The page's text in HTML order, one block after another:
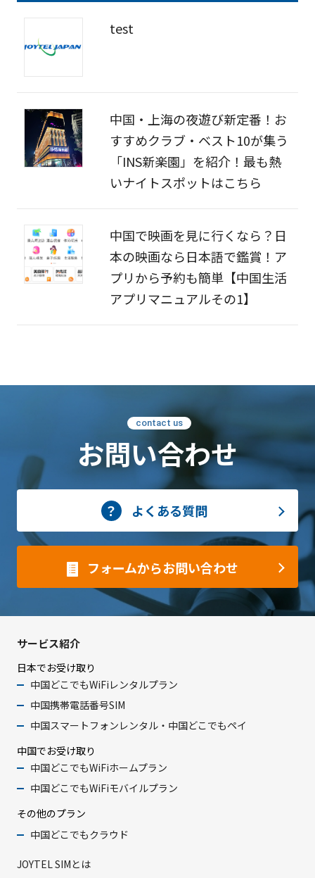
test
中国・上海の夜遊び新定番！お
すすめクラブ・ベスト10が集う
「INS新楽園」を紹介！最も熱
いナイトスポットはこちら
中国で映画を見に行くなら？日
本の映画なら日本語で鑑賞！ア
プリから予約も簡単【中国生活
アプリマニュアルその1】
contact us
お問い合わせ
よくある質問
フォームからお問い合わせ
サービス紹介
日本でお受け取り
中国どこでもWiFiレンタルプラン
中国携帯電話番号SIM
中国スマートフォンレンタル・中国どこでもペイ
中国でお受け取り
中国どこでもWiFiホームプラン
中国どこでもWiFiモバイルプラン
その他のプラン
中国どこでもクラウド
JOYTEL SIMとは